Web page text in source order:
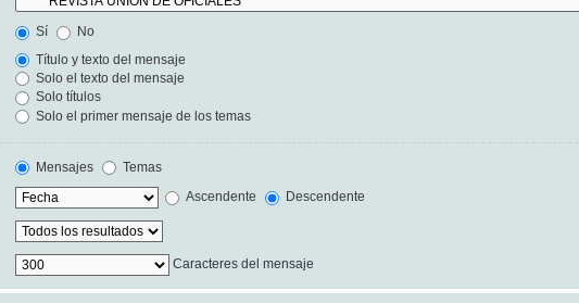
Sí
No
Título y texto del mensaje
Solo el texto del mensaje
Solo títulos
Solo el primer mensaje de los temas
Mensajes
Temas
Ascendente Descendente
Caracteres del mensaje